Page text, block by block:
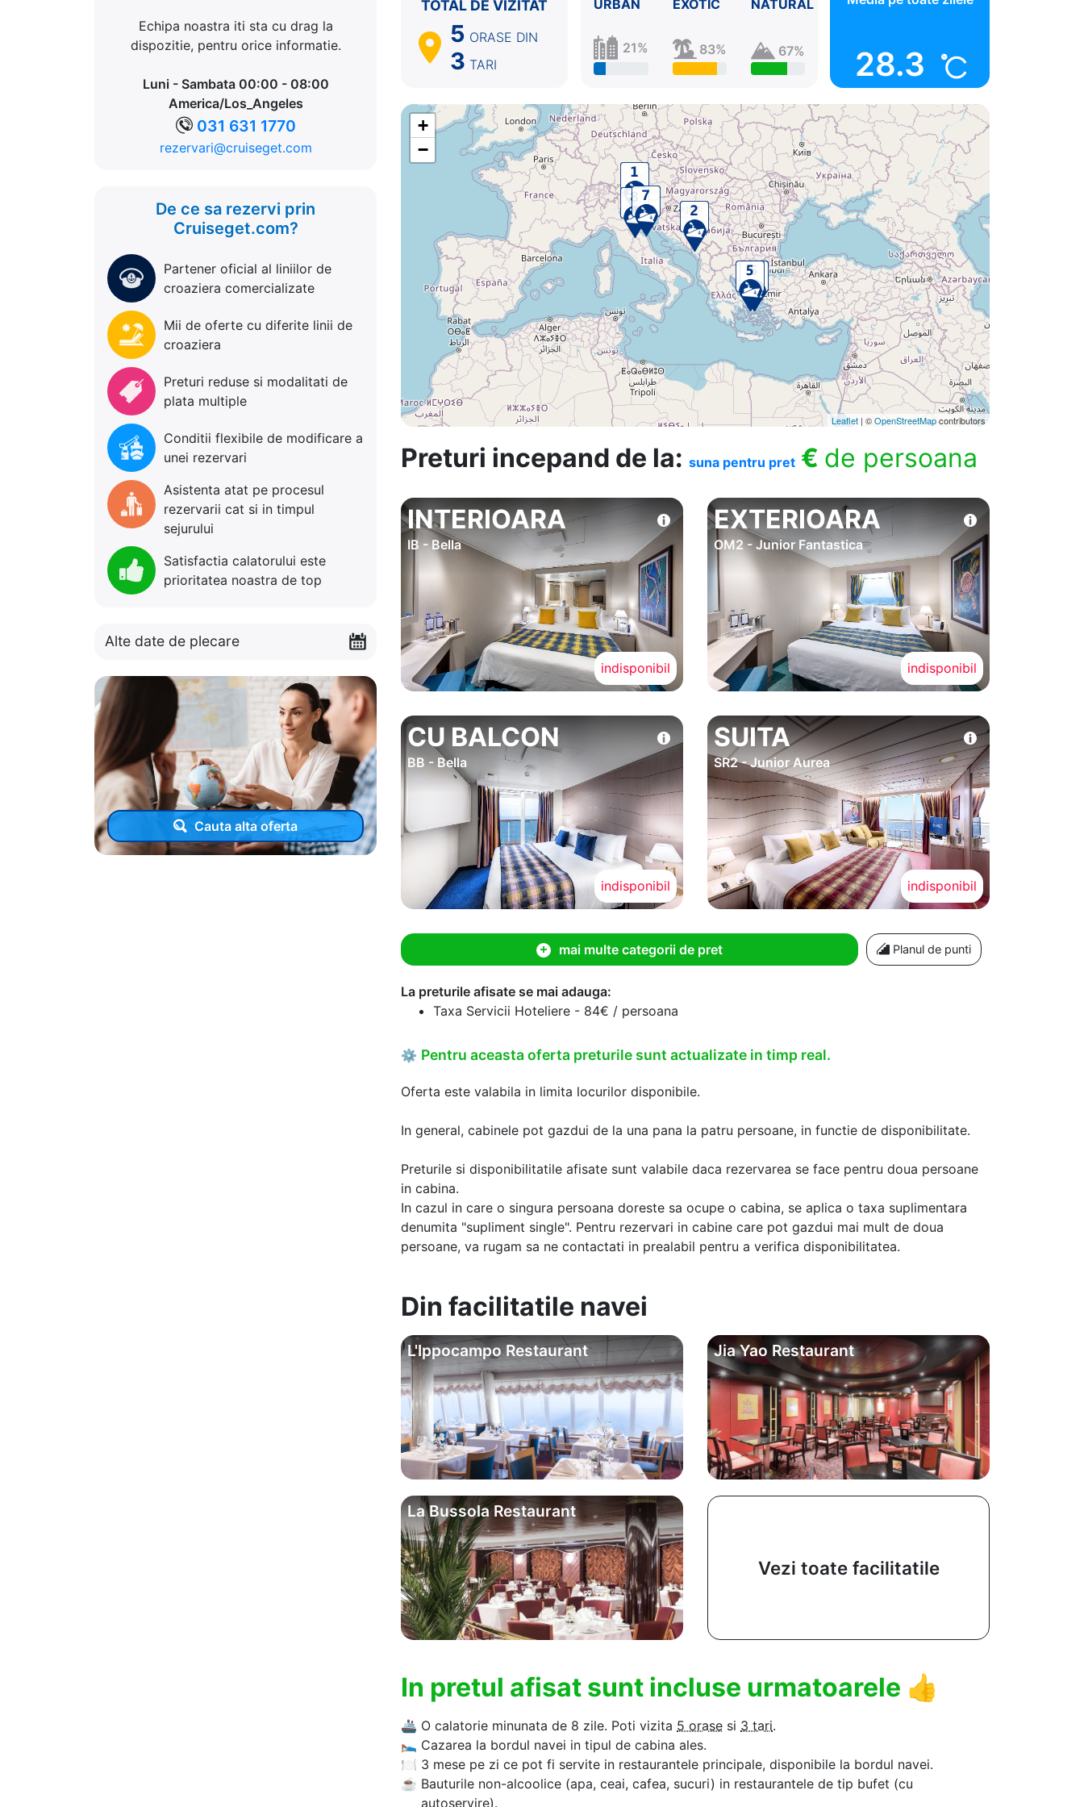
Echipa noastra iti sta cu drag la
dispozitie, pentru orice informatie.
Luni - Sambata 00:00 - 08:00
America/Los_Angeles
031 631 1770
rezervari@cruiseget.com
De ce sa rezervi prin
Cruiseget.com?
Partener oficial al liniilor de
croaziera comercializate
Mii de oferte cu diferite linii de
croaziera
Preturi reduse si modalitati de
plata multiple
Conditii flexibile de modificare a
unei rezervari
Asistenta atat pe procesul
rezervarii cat si in timpul
sejurului
Satisfactia calatorului este
prioritatea noastra de top
Alte date de plecare
Cauta alta oferta
TOTAL DE VIZITAT
5 ORASE DIN
3 TARI
URBAN
21%
EXOTIC
83%
NATURAL
67% 28.3
+
−
Leaflet | ©OpenStreetMapcontributors
Preturi incepand de la: suna pentru pret € de persoana
INTERIOARA
IB - Bella
indisponibil
EXTERIOARA
OM2 - Junior Fantastica
indisponibil
CU BALCON
BB - Bella
indisponibil
SUITA
SR2 - Junior Aurea
indisponibil
mai multe categorii de pret Planul de punti
La preturile afisate se mai adauga:
Taxa Servicii Hoteliere - 84€ / persoana
⚙ Pentru aceasta oferta preturile sunt actualizate in timp real.
Oferta este valabila in limita locurilor disponibile.
In general, cabinele pot gazdui de la una pana la patru persoane, in functie de disponibilitate.
Preturile si disponibilitatile afisate sunt valabile daca rezervarea se face pentru doua persoane
in cabina.
In cazul in care o singura persoana doreste sa ocupe o cabina, se aplica o taxa suplimentara
denumita "supliment single". Pentru rezervari in cabine care pot gazdui mai mult de doua
persoane, va rugam sa ne contactati in prealabil pentru a verifica disponibilitatea.
Din facilitatile navei
L'Ippocampo Restaurant Jia Yao Restaurant
La Bussola Restaurant
Vezi toate facilitatile
In pretul afisat sunt incluse urmatoarele 👍
🚢 O calatorie minunata de 8 zile. Poti vizita 5 orase si 3 tari.
🛌 Cazarea la bordul navei in tipul de cabina ales.
🍽 3 mese pe zi ce pot fi servite in restaurantele principale, disponibile la bordul navei.
☕ Bauturile non-alcoolice (apa, ceai, cafea, sucuri) in restaurantele de tip bufet (cu
autoservire).